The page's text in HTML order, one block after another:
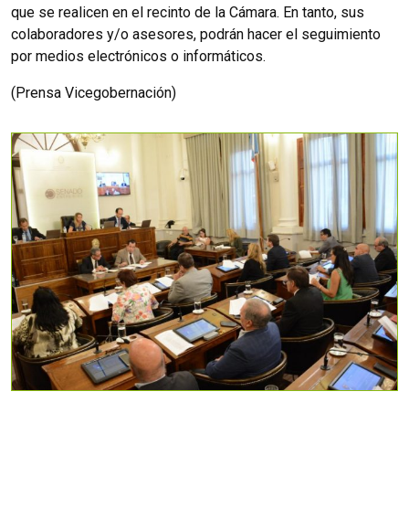
que se realicen en el recinto de la Cámara. En tanto, sus
colaboradores y/o asesores, podrán hacer el seguimiento
por medios electrónicos o informáticos.
(Prensa Vicegobernación)